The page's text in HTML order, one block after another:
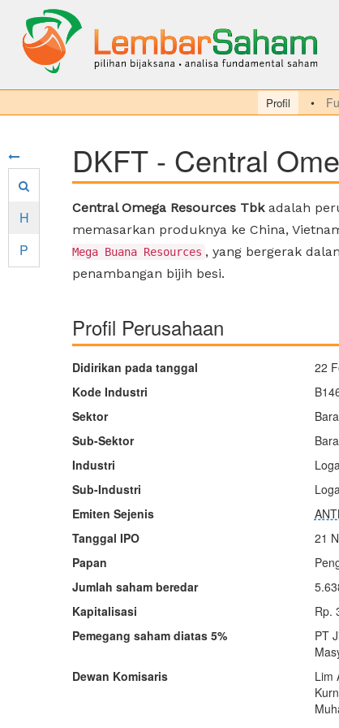
Profil
H
P
DKFT - Central
Central Omega Resources Tbkadalah
memasarkan produknya ke China,
Mega Buana Resources , yang bergerak
penambangan bijih besi.
Profil Perusahaan
Didirikan pada tanggal
22
Kode Industri
Sektor
Sub-Sektor
Industri
Sub-Industri
Emiten Sejenis
Tanggal IPO
21
Papan
Jumlah saham beredar
Kapitalisasi
Rp.
Pemegang saham diatas 5%
PT
Dewan Komisaris
Lim